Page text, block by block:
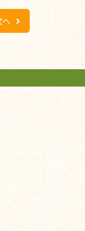
へ